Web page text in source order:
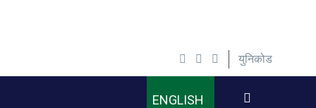
युनिकोड
ENGLISH